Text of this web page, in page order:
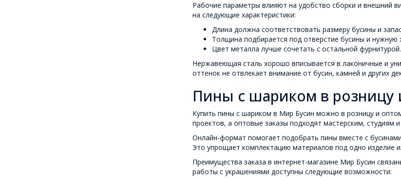
Рабочие параметры влияют на удобство сборки и внешний
на следующие характеристики:
Длина должна соответствовать размеру бусины и
Толщина подбирается под отверстие бусины и нужную
Цвет металла лучше сочетать с остальной фурнитурой.
Нержавеющая сталь хорошо вписывается в лаконичные и
оттенок не отвлекает внимание от бусин, камней и других
Пины с шариком в розницу
Купить пины с шариком в Мир Бусин можно в розницу и
проектов, а оптовые заказы подходят мастерским, студиям
Онлайн-формат помогает подобрать пины вместе с
Это упрощает комплектацию материалов под одно изделие
Преимущества заказа в интернет-магазине Мир Бусин
работы с украшениями доступны следующие возможности: